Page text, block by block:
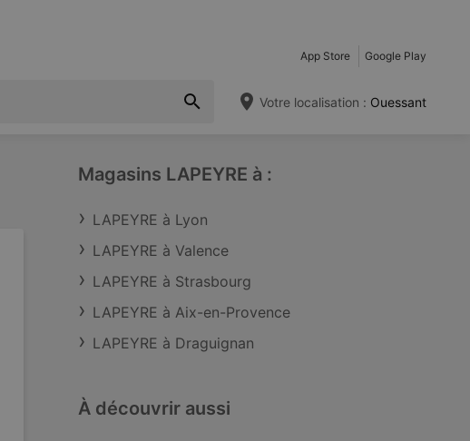
App Store Google Play
Votre localisation : Ouessant
Magasins LAPEYRE à :
LAPEYRE à Lyon
LAPEYRE à Valence
LAPEYRE à Strasbourg
LAPEYRE à Aix-en-Provence
LAPEYRE à Draguignan
À découvrir aussi